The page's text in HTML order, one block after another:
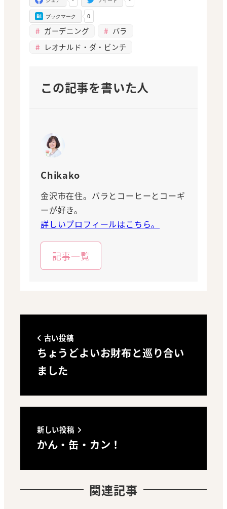
0
ブックマーク
ガーデニング
バラ
レオナルド・ダ・ビンチ
この記事を書いた人
Chikako
金沢市在住。バラとコーヒーとコーギ
ーが好き。
詳しいプロフィールはこちら。
記事一覧
古い投稿
ちょうどよいお財布と巡り合い
ました
新しい投稿
かん・缶・カン！
関連記事